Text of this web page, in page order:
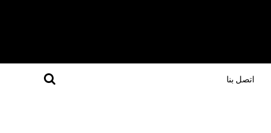
اتصل بنا